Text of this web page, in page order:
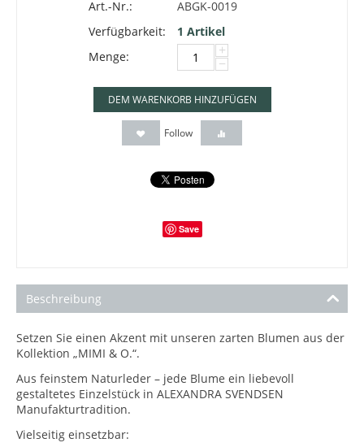
Art.-Nr.:
ABGK-0019
Verfügbarkeit:
1 Artikel
Menge:
+
−
DEM WARENKORB HINZUFÜGEN
Follow
Save
Beschreibung
Setzen Sie einen Akzent mit unseren zarten Blumen aus der
Kollektion „MIMI & O.“.
Aus feinstem Naturleder – jede Blume ein liebevoll
gestaltetes Einzelstück in ALEXANDRA SVENDSEN
Manufakturtradition.
Vielseitig einsetzbar: